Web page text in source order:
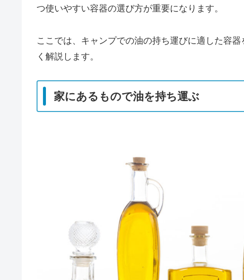
つ使いやすい容器の選び方が重要になります。
ここでは、キャンプでの油の持ち運びに適した容
く解説します。
家にあるもので油を持ち運ぶ